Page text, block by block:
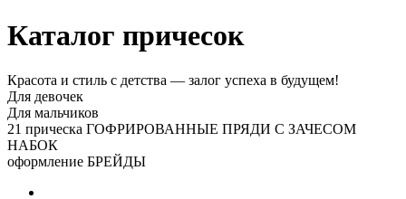
Каталог причесок
Красота и стиль с детства — залог успеха в будущем!
Для девочек
Для мальчиков
21 прическа ГОФРИРОВАННЫЕ ПРЯДИ С ЗАЧЕСОМ
НАБОК
оформление БРЕЙДЫ